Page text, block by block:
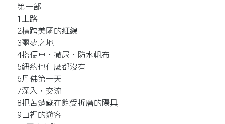
第一部
1上路
2橫跨美國的紅線
3噩夢之地
4搭便車．撒尿．防水帆布
5紐約也什麼都沒有
6丹佛第一天
7深入，交流
8把苦楚藏在飽受折磨的陽具
9山裡的遊客